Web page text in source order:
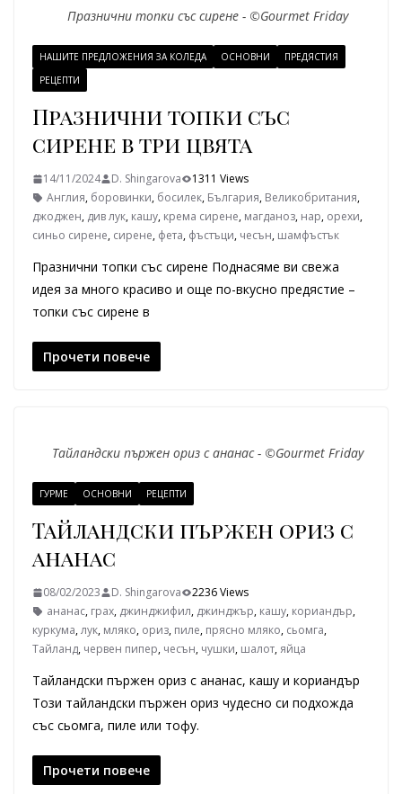
Празнични топки със сирене - ©Gourmet Friday
НАШИТЕ ПРЕДЛОЖЕНИЯ ЗА КОЛЕДА ОСНОВНИ
ПРЕДЯСТИЯ
РЕЦЕПТИ
Празнични топки със
сирене в три цвята
14/11/2024 D. Shingarova
1311 Views
Англия, боровинки, босилек, България, Великобритания,
джоджен, див лук, кашу, крема сирене, магданоз, нар, орехи,
синьо сирене, сирене, фета, фъстъци, чесън, шамфъстък
Празнични топки със сирене Поднасяме ви свежа
идея за много красиво и още по-вкусно предястие –
топки със сирене в
Прочети повече
Тайландски пържен ориз с ананас - ©Gourmet Friday
ГУРМЕ ОСНОВНИ РЕЦЕПТИ
Тайландски пържен ориз с
ананас
08/02/2023 D. Shingarova
2236 Views
ананас, грах, джинджифил, джинджър, кашу, кориандър,
куркума,лук, мляко, ориз, пиле, прясно мляко, сьомга,
Тайланд, червен пипер, чесън, чушки, шалот, яйца
Тайландски пържен ориз с ананас, кашу и кориандър
Този тайландски пържен ориз чудесно си подхожда
със сьомга, пиле или тофу.
Прочети повече